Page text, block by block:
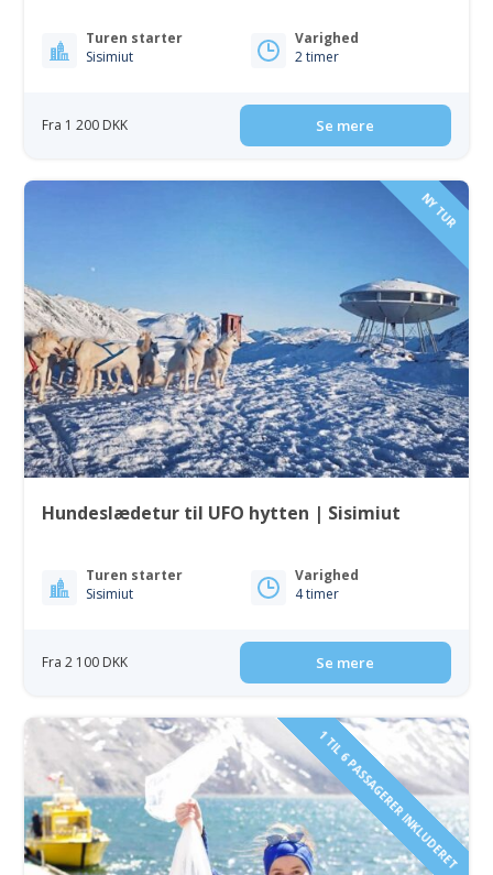
Turen starter
Sisimiut
Varighed
2 timer
Fra 1 200 DKK Se mere
NY TUR
Hundeslædetur til UFO hytten | Sisimiut
Turen starter
Sisimiut
Varighed
4 timer
Fra 2 100 DKK Se mere
1 TIL 6 PASSAGERER INKLUDERET